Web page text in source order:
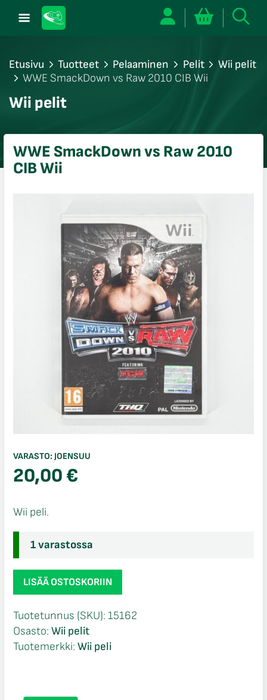
Etusivu Tuotteet Pelaaminen Pelit
Wii pelit
WWE SmackDown vs Raw 2010 CIB Wii
Wii pelit
WWE SmackDown vs Raw 2010
CIB Wii
VARASTO: JOENSUU
20,00€
Wii peli.
1 varastossa
WWE
SmackDown
Raw
2010
CIB
LISÄÄ OSTOSKORIIN
Tuotetunnus (SKU): 15162
Osasto: Wii pelit
Tuotemerkki: Wii peli
sulje
sulje